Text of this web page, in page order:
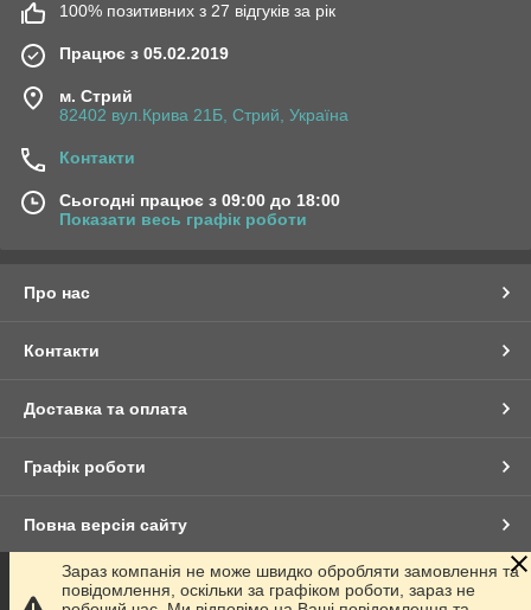
100% позитивних з 27 відгуків за рік
Працює з 05.02.2019
м. Стрий
82402 вул.Крива 21Б, Стрий, Україна
Контакти
Сьогодні працює з 09:00 до 18:00
Показати весь графік роботи
Про нас
Контакти
Доставка та оплата
Графік роботи
Повна версія сайту
Сайт створено на маркетплейсіProm.ua
Зараз компанія не може швидко обробляти замовлення та
повідомлення, оскільки за графіком роботи, зараз не